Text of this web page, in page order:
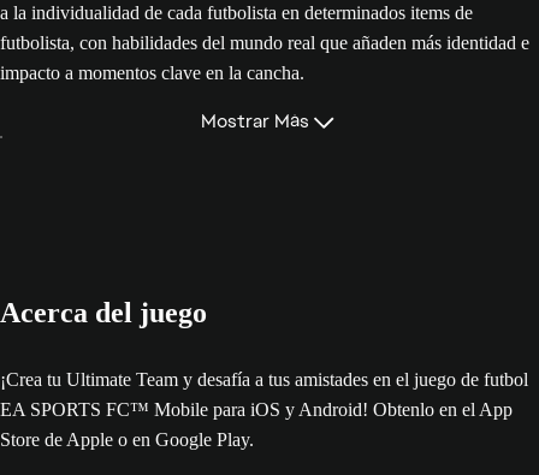
a la individualidad de cada futbolista en determinados items de
futbolista, con habilidades del mundo real que añaden más identidad e
impacto a momentos clave en la cancha.
Mostrar Más
Acerca del juego
¡Crea tu Ultimate Team y desafía a tus amistades en el juego de futbol
EA SPORTS FC™ Mobile para iOS y Android! Obtenlo en el App
Store de Apple o en Google Play.